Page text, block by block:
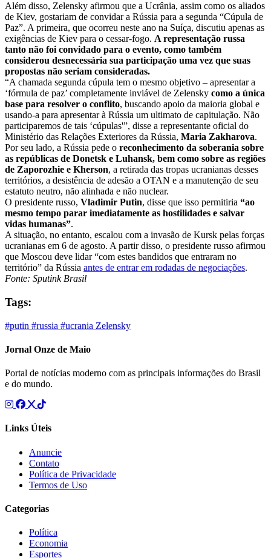
Além disso, Zelensky afirmou que a Ucrânia, assim como os aliados
de Kiev, gostariam de convidar a Rússia para a segunda “Cúpula de
Paz”. A primeira, que ocorreu neste ano na Suíça, discutiu apenas as
exigências de Kiev para o cessar-fogo. A representação russa
tanto não foi convidado para o evento, como também
considerou desnecessária sua participação uma vez que suas
propostas não seriam consideradas.
“A chamada segunda cúpula tem o mesmo objetivo – apresentar a
‘fórmula de paz’ ​​completamente inviável de Zelensky como a única
base para resolver o conflito, buscando apoio da maioria global e
usando-a para apresentar à Rússia um ultimato de capitulação. Não
participaremos de tais ‘cúpulas'”, disse a representante oficial do
Ministério das Relações Exteriores da Rússia, Maria Zakharova.
Por seu lado, a Rússia pede o reconhecimento da soberania sobre
as repúblicas de Donetsk e Luhansk, bem como sobre as regiões
de Zaporozhie e Kherson, a retirada das tropas ucranianas desses
territórios, a desistência de adesão a OTAN e a manutenção de seu
estatuto neutro, não alinhada e não nuclear.
O presidente russo, Vladimir Putin, disse que isso permitiria “ao
mesmo tempo parar imediatamente as hostilidades e salvar
vidas humanas”.
A situação, no entanto, escalou com a invasão de Kursk pelas forças
ucranianas em 6 de agosto. A partir disso, o presidente russo afirmou
que Moscou deve lidar “com estes bandidos que entraram no
território” da Rússia antes de entrar em rodadas de negociações.
Fonte: Sputink Brasil
Tags:
#putin #russia #ucrania Zelensky
Jornal Onze de Maio
Portal de notícias moderno com as principais informações do Brasil
e do mundo.
Links Úteis
Anuncie
Contato
Política de Privacidade
Termos de Uso
Categorias
Política
Economia
Esportes